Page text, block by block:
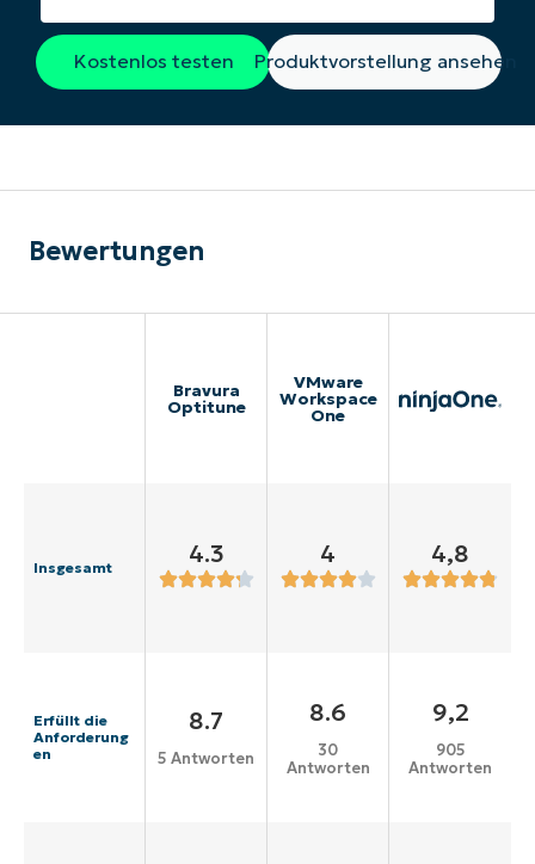
Kostenlos testen Produktvorstellung ansehen
Bewertungen
Bravura
Optitune
VMware
Workspace
One
Insgesamt 4.3 4 4,8
Erfüllt die
Anforderung
en
8.7
5 Antworten
8.6
30
Antworten
9,2
905
Antworten